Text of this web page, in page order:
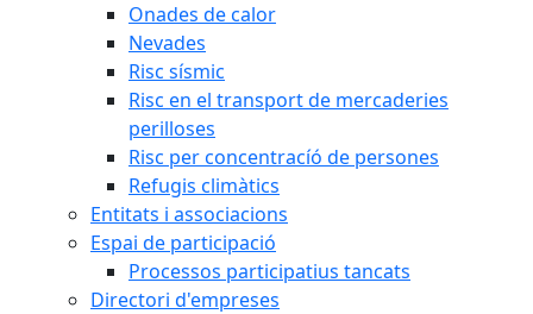
Onades de calor
Nevades
Risc sísmic
Risc en el transport de mercaderies
perilloses
Risc per concentracíó de persones
Refugis climàtics
Entitats i associacions
Espai de participació
Processos participatius tancats
Directori d'empreses